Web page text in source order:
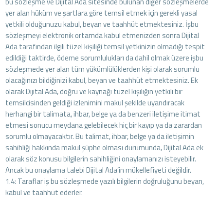
yer alan hüküm ve şartlara göre temsil etmek için gerekli yasal
yetkili olduğunuzu kabul, beyan ve taahhüt etmektesiniz. İşbu
sözleşmeyi elektronik ortamda kabul etmenizden sonra Dijital
Ada tarafından ilgili tüzel kişiliği temsil yetkinizin olmadığı tespit
edildiği taktirde, ödeme sorumlulukları da dahil olmak üzere işbu
sözleşmede yer alan tüm yükümlülüklerden kişi olarak sorumlu
olacağınızı bildiğinizi kabul, beyan ve taahhüt etmektesiniz. Ek
olarak Dijital Ada, doğru ve kaynağı tüzel kişiliğin yetkili bir
temsilcisinden geldiği izlenimini makul şekilde uyandıracak
herhangi bir talimata, ihbar, belge ya da benzeri iletişime itimat
etmesi sonucu meydana gelebilecek hiç bir kayıp ya da zarardan
sorumlu olmayacaktır. Bu talimat, ihbar, belge ya da iletişimin
sahihliği hakkında makul şüphe olması durumunda, Dijital Ada ek
olarak söz konusu bilgilerin sahihliğini onaylamanızı isteyebilir.
Ancak bu onaylama talebi Dijital Ada’in mükellefiyeti değildir.
1.4: Taraflar iş bu sözleşmede yazılı bilgilerin doğruluğunu beyan,
kabul ve taahhüt ederler.